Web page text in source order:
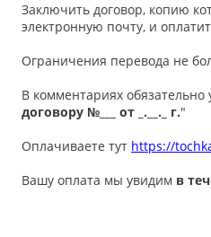
Заключить договор, копию
электронную почту, и
Ограничения перевода не
В комментариях обязательно
договору №___ от _.__._ г."
Оплачиваете тут https://
Вашу оплата мы увидим в